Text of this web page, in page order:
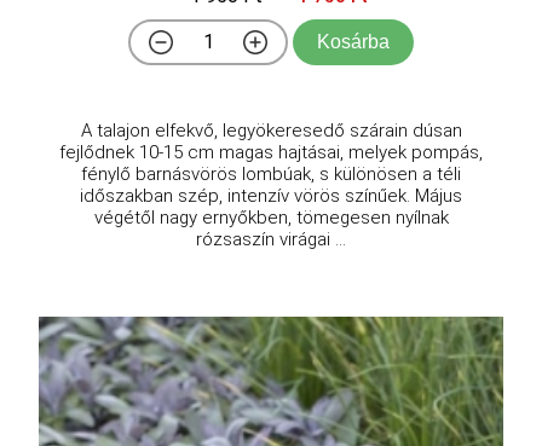
Kosárba
A talajon elfekvő, legyökeresedő szárain dúsan
fejlődnek 10-15 cm magas hajtásai, melyek pompás,
fénylő barnásvörös lombúak, s különösen a téli
időszakban szép, intenzív vörös színűek. Május
végétől nagy ernyőkben, tömegesen nyílnak
rózsaszín virágai ...